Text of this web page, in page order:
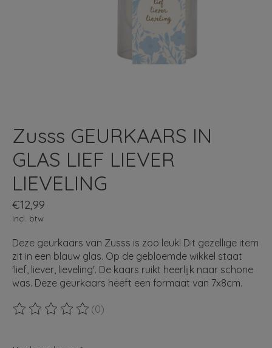
Zusss GEURKAARS IN
GLAS LIEF LIEVER
LIEVELING
€12,99
Incl. btw
Deze geurkaars van Zusss is zoo leuk! Dit gezellige item
zit in een blauw glas. Op de gebloemde wikkel staat
'lief, liever, lieveling'. De kaars ruikt heerlijk naar schone
was. Deze geurkaars heeft een formaat van 7x8cm.
De beoordeling van dit product is
(0)